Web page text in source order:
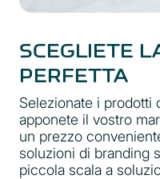
SCEGLIETE
PERFETTA
Selezionate i prodotti
apponete il vostro
un prezzo
soluzioni di branding
piccola scala a